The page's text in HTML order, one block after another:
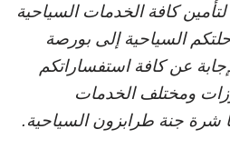
00905616139885 لتأمين كافة الخدمات السياحية
السياحية إلى بورصة
عن كافة استفساراتكم
ومختلف الخدمات
شرة جنة طرابزون السياحية.